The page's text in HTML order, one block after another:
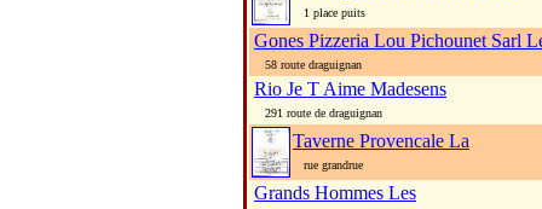
1 place puits
Gones Pizzeria Lou Pichounet Sarl
58 route draguignan
Rio Je T Aime Madesens
291 route de draguignan
Taverne Provencale La
rue grandrue
Grands Hommes Les